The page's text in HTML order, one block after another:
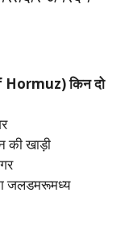
Hormuz) किन दो
की खाड़ी
जलडमरूमध्य